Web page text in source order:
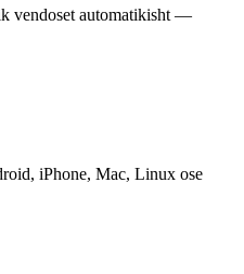
vendoset automatikisht —
iPhone, Mac, Linux ose